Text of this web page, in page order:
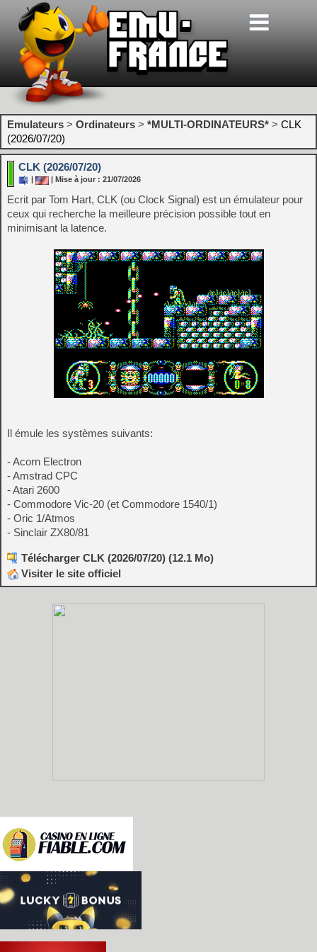
Emulateurs > Ordinateurs > *MULTI-ORDINATEURS* > CLK
(2026/07/20)
CLK (2026/07/20)
| Mise à jour : 21/07/2026
Ecrit par Tom Hart, CLK (ou Clock Signal) est un émulateur pour
ceux qui recherche la meilleure précision possible tout en
minimisant la latence.
Il émule les systèmes suivants:
- Acorn Electron
- Amstrad CPC
- Atari 2600
- Commodore Vic-20 (et Commodore 1540/1)
- Oric 1/Atmos
- Sinclair ZX80/81
Télécharger CLK (2026/07/20) (12.1 Mo)
Visiter le site officiel